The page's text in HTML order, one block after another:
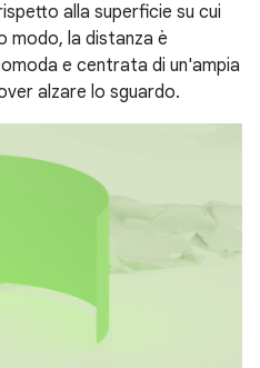
alla superficie su cui
modo, la distanza è
e centrata di un'ampia
alzare lo sguardo.